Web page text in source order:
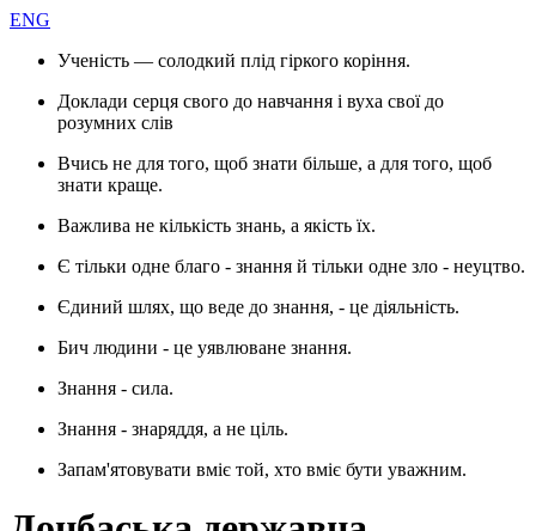
ENG
Ученість — солодкий плід гіркого коріння.
Доклади серця свого до навчання і вуха свої до
розумних слів
Вчись не для того, щоб знати більше, а для того, щоб
знати краще.
Важлива не кількість знань, а якість їх.
Є тільки одне благо - знання й тільки одне зло - неуцтво.
Єдиний шлях, що веде до знання, - це діяльність.
Бич людини - це уявлюване знання.
Знання - сила.
Знання - знаряддя, а не ціль.
Запам'ятовувати вміє той, хто вміє бути уважним.